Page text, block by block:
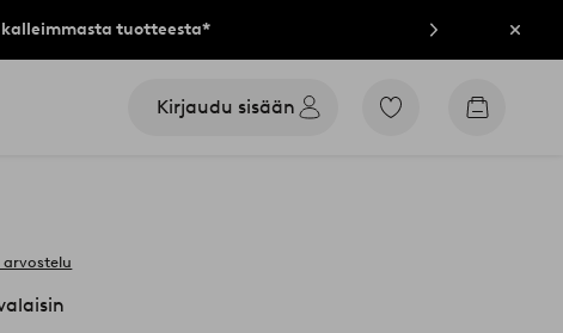
tuotteesta* Sulje
Kirjaudu sisään
Siirry
Siirry
arvostelu